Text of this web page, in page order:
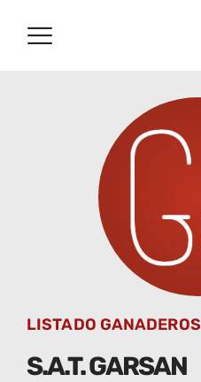
LISTADO GANADEROS
S.A.T. GARSAN